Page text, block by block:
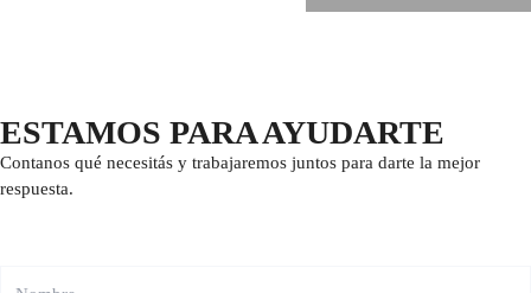
ESTAMOS PARA AYUDARTE
Contanos qué necesitás y trabajaremos juntos para darte la mejor
respuesta.